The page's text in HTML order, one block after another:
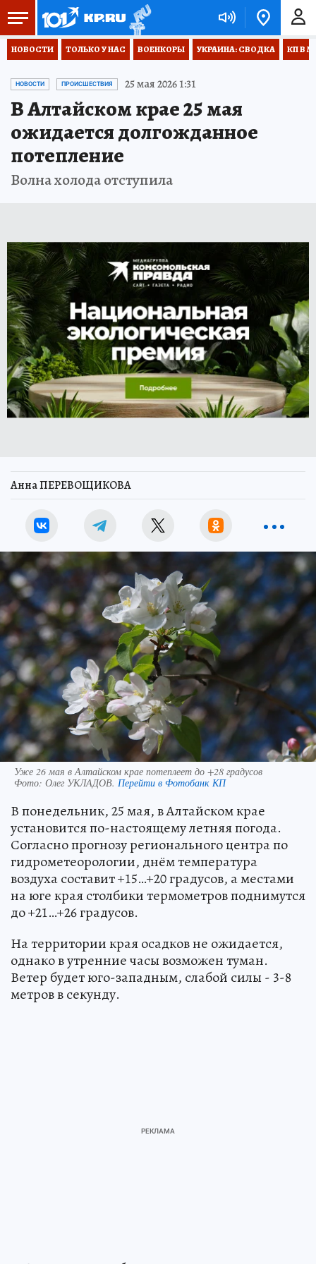
НОВОСТИ ТОЛЬКО У НАС ВОЕНКОРЫ УКРАИНА: СВОДКА КП В
НОВОСТИ ПРОИСШЕСТВИЯ 25 мая 2026 1:31
В Алтайском крае 25 мая
ожидается долгожданное
потепление
Волна холода отступила
Анна ПЕРЕВОЩИКОВА
Уже 26 мая в Алтайском крае потеплеет до +28 градусов
Фото: Олег УКЛАДОВ. Перейти в Фотобанк КП
В понедельник, 25 мая, в Алтайском крае
установится по-настоящему летняя погода.
Согласно прогнозу регионального центра по
гидрометеорологии, днём температура
воздуха составит +15…+20 градусов, а местами
на юге края столбики термометров поднимутся
до +21…+26 градусов.
На территории края осадков не ожидается,
однако в утренние часы возможен туман.
Ветер будет юго-западным, слабой силы - 3-8
метров в секунду.